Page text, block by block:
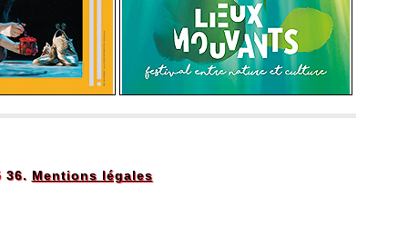
36. Mentions légales